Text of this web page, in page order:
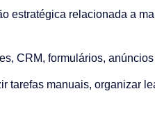
estratégica relacionada a
CRM, formulários,
manuais, organizar